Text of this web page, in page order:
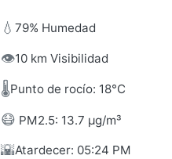
💧 79% Humedad
👁️10 km Visibilidad
🌡️Punto de rocío: 18°C
😷 PM2.5: 13.7 µg/m³
🌇Atardecer: 05:24 PM